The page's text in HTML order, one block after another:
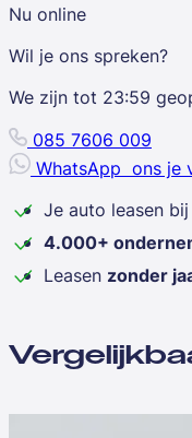
Nu online
Wil je ons spreken?
We zijn tot 23:59
085 7606 009
WhatsApp ons je
Je auto leasen
4.000+
Leasen zonder